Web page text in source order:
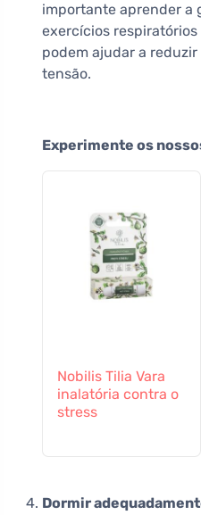
importante aprender a
exercícios
podem ajudar a
tensão.
Experimente os
Nobilis Tilia Vara
inalatória contra o
stress
Dormir